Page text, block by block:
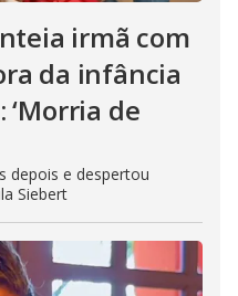
irmã com
da infância
de
depois e despertou
Siebert